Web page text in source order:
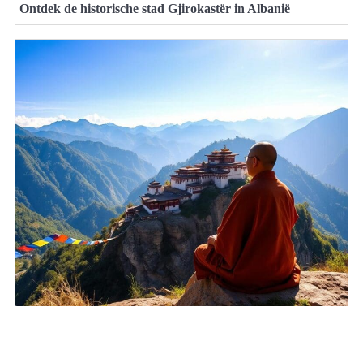
Ontdek de historische stad Gjirokastër in Albanië